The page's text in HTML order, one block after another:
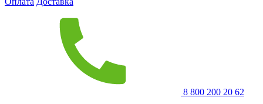
8 800 200 20 62